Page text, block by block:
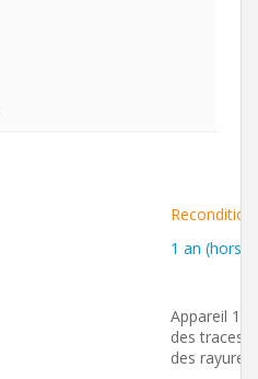
1 an (hors
Appareil
des traces
des